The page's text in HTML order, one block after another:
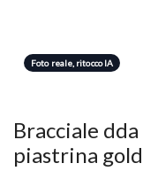
Foto reale, ritocco IA
Bracciale
piastrina